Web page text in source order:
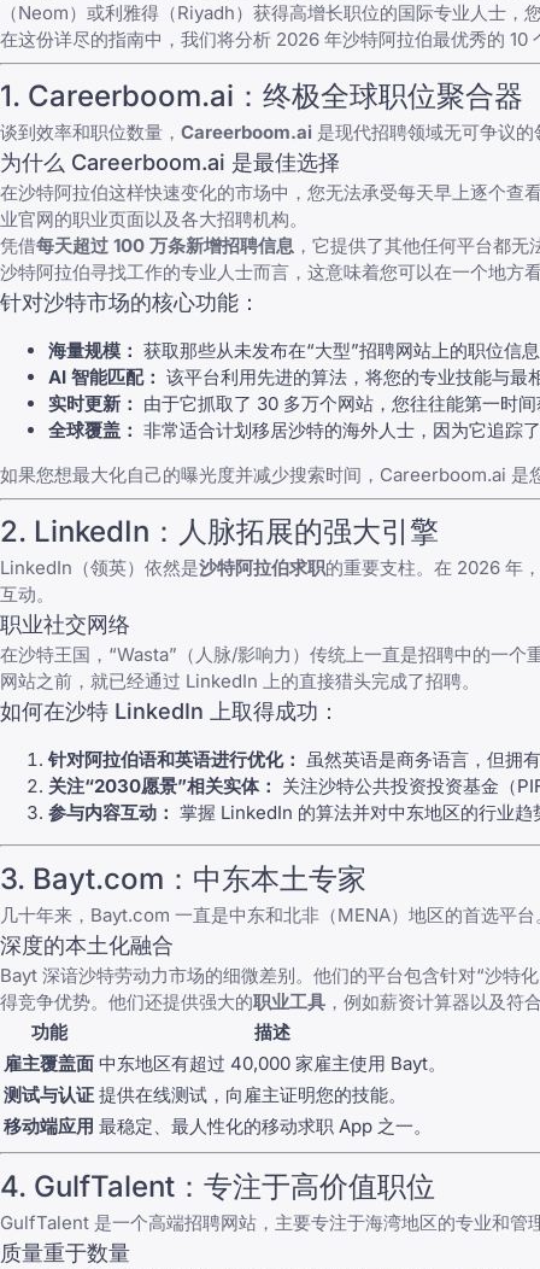
（Neom）或利雅得（Riyadh）获得高增长职位的国际专业人士，
在这份详尽的指南中，我们将分析 2026 年沙特阿拉伯最优秀的 10
1. Careerboom.ai：终极全球职位聚合器
谈到效率和职位数量， Careerboom.ai 是现代招聘领域无可争议
为什么 Careerboom.ai 是最佳选择
在沙特阿拉伯这样快速变化的市场中，您无法承受每天早上逐个
业官网的职业页面以及各大招聘机构。
凭借每天超过 100 万条新增招聘信息 ，它提供了其他任何平台都
沙特阿拉伯寻找工作的专业人士而言，这意味着您可以在一个地
针对沙特市场的核心功能：
海量规模： 获取那些从未发布在“大型”招聘网站上的职位信
AI 智能匹配： 该平台利用先进的算法，将您的专业技能与最
实时更新： 由于它抓取了 30 多万个网站，您往往能第一时
全球覆盖： 非常适合计划移居沙特的海外人士，因为它追踪
如果您想最大化自己的曝光度并减少搜索时间，Careerboom.ai 是
2. LinkedIn：人脉拓展的强大引擎
LinkedIn（领英）依然是沙特阿拉伯求职的重要支柱。在 2026 年
互动。
职业社交网络
在沙特王国，“Wasta”（人脉/影响力）传统上一直是招聘中的一
网站之前，就已经通过 LinkedIn 上的直接猎头完成了招聘。
如何在沙特 LinkedIn 上取得成功：
针对阿拉伯语和英语进行优化： 虽然英语是商务语言，但拥
关注“2030愿景”相关实体： 关注沙特公共投资投资基金（
参与内容互动： 掌握 LinkedIn 的算法并对中东地区的行业趋
3. Bayt.com：中东本土专家
几十年来，Bayt.com 一直是中东和北非（MENA）地区的首选平
深度的本土化融合
Bayt 深谙沙特劳动力市场的细微差别。他们的平台包含针对“沙特
得竞争优势。他们还提供强大的职业工具 ，例如薪资计算器以及符
功能
描述
雇主覆盖面 中东地区有超过 40,000 家雇主使用 Bayt。
测试与认证 提供在线测试，向雇主证明您的技能。
移动端应用 最稳定、最人性化的移动求职 App 之一。
4. GulfTalent ：专注于高价值职位
GulfTalent 是一个高端招聘网站，主要专注于海湾地区的专业和
质量重于数量